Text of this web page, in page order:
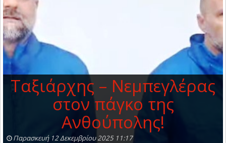
Ταξιάρχης – Νεμπεγλέρας
στον πάγκο της
Ανθούπολης!
Παρασκευή 12 Δεκεμβρίου 2025 11:17